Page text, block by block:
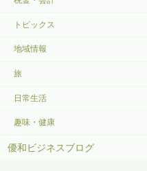
トピックス
地域情報
旅
日常生活
趣味・健康
優和ビジネスブログ